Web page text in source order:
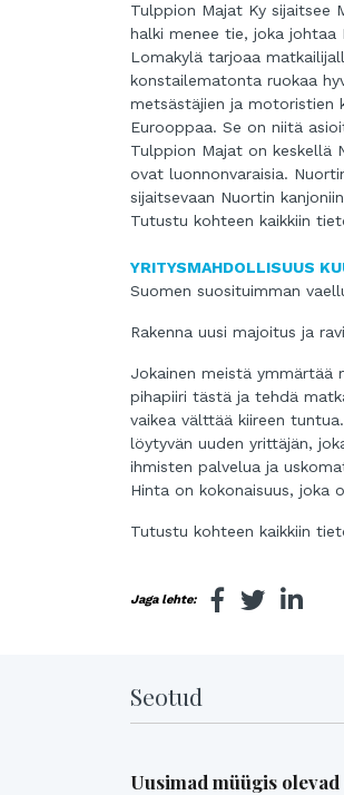
Tulppion Majat Ky sijaitsee
halki menee tie, joka johtaa
Lomakylä tarjoaa
konstailematonta ruokaa
metsästäjien ja motoristien
Eurooppaa. Se on niitä
Tulppion Majat on keskellä
ovat luonnonvaraisia.
sijaitsevaan Nuortin
Tutustu kohteen kaikkiin
YRITYSMAHDOLLISUUS
Suomen suosituimman
Rakenna uusi majoitus ja
Jokainen meistä ymmärtää
pihapiiri tästä ja tehdä
vaikea välttää kiireen
löytyvän uuden yrittäjän,
ihmisten palvelua ja
Hinta on kokonaisuus, joka
Tutustu kohteen kaikkiin
Jaga lehte:
Seotud
Uusimad müügis